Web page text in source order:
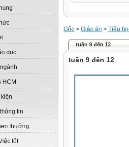
dục
HCM
tin
thưởng
tốt
Gốc > Giáo án > Tiểu
tuần 9 đến 12
tuần 9 đến 12